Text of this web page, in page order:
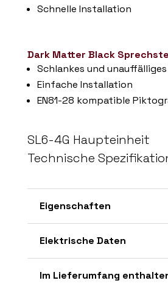
Schnelle Installation
Dark Matter Black
Schlankes und unauffälliges
Einfache Installation
EN81-28 kompatible
SL6-4G Haupteinheit
Technische
Eigenschaften
Elektrische Daten
Im Lieferumfang